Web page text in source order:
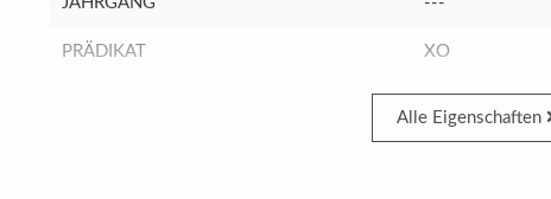
PRÄDIKAT XO
Alle Eigenschaften